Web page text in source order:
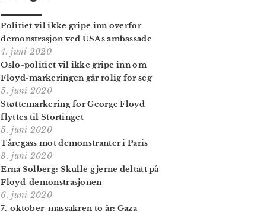
Politiet vil ikke gripe inn overfor
demonstrasjon ved USAs ambassade
4. juni 2020
Oslo-politiet vil ikke gripe inn om
Floyd-markeringen går rolig for seg
5. juni 2020
Støttemarkering for George Floyd
flyttes til Stortinget
5. juni 2020
Tåregass mot demonstranter i Paris
3. juni 2020
Erna Solberg: Skulle gjerne deltatt på
Floyd-demonstrasjonen
6. juni 2020
7.-oktober-massakren to år: Gaza-